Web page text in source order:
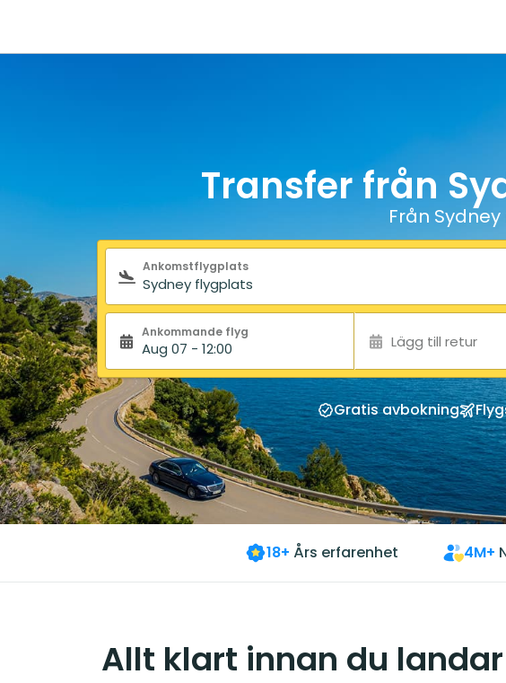
Transfer från
Från
Sökformulär
Ankomstflygplats
Ankommande flyg
Aug 07 - 12:00 Lägg till retur
Gratis avbokning
18+ Års erfarenhet 4M+
Allt klart innan du landar